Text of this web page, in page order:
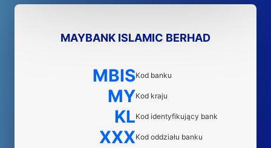
MAYBANK ISLAMIC BERHAD
MBISKod banku
MYKod kraju
KLKod identyfikujący bank
XXXKod oddziału banku